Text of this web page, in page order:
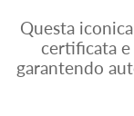
Questa
certificata
garantendo